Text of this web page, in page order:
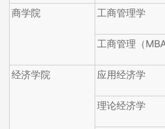
商学院 工商管理学
工商管理（MBA
经济学院 应用经济学
理论经济学